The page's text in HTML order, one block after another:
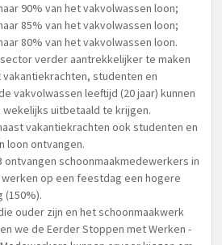
90% van het vakvolwassen loon;
85% van het vakvolwassen loon;
80% van het vakvolwassen loon.
verder aantrekkelijker te maken
studenten en
vakvolwassen leeftijd (20 jaar) kunnen
uitbetaald te krijgen.
vakantiekrachten ook studenten en
loon ontvangen.
ontvangen schoonmaakmedewerkers in
op een feestdag een hogere
ouder zijn en het schoonmaakwerk
we de Eerder Stoppen met Werken -